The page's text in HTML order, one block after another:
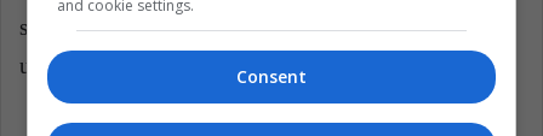
sobrante. ¡Ya tienes tus polvos que podrás aplicar con
una brocha!
and cookie settings.
Consent